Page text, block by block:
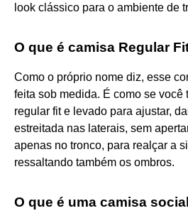
look clássico para o ambiente de
O que é camisa Regular
Como o próprio nome diz, esse
feita sob medida. É como se você
regular fit e levado para ajustar,
estreitada nas laterais, sem
apenas no tronco, para realçar a
ressaltando também os ombros.
O que é uma camisa